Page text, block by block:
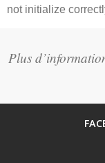
not initialize
Plus